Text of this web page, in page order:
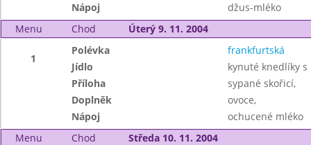
Nápoj
džus-mléko
Menu
Chod Úterý 9. 11. 2004
1
Polévka
frankfurtská
Jídlo
kynuté knedlíky
Příloha
sypané skořicí,
Doplněk
ovoce,
Nápoj
ochucené mléko
Menu
Chod Středa 10. 11. 2004